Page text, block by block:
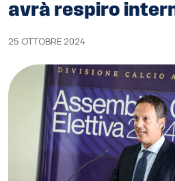
avrà respiro
25 OTTOBRE 2024